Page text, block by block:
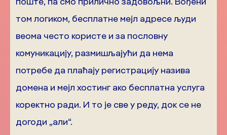
том логиком, бесплатне мејл адресе људи
веома често користе и за пословну
комуникацију, размишљајући да нема
потребе да плаћају регистрацију назива
домена и мејл хостинг ако бесплатна услуга
коректно ради. И то је све у реду, док се не
догоди „али“.